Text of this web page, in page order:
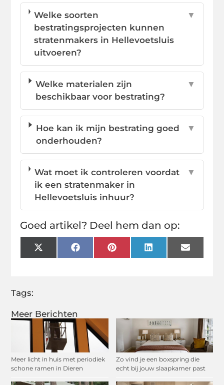
Meer Berichten
Meer licht in huis met periodiek
schone ramen in Dieren
Zo vind je een boxspring die
echt bij jouw slaapkamer past
Welke soorten
bestratingsprojecten kunnen
stratenmakers in Hellevoetsluis
uitvoeren?
▼
Welke materialen zijn
beschikbaar voor bestrating?
▼
Hoe kan ik mijn bestrating goed
onderhouden?
▼
Wat moet ik controleren voordat
ik een stratenmaker in
Hellevoetsluis inhuur?
▼
Goed artikel? Deel hem dan op:
X
(Twitter)
FacebookPinterestLinkedInEmail
Tags: